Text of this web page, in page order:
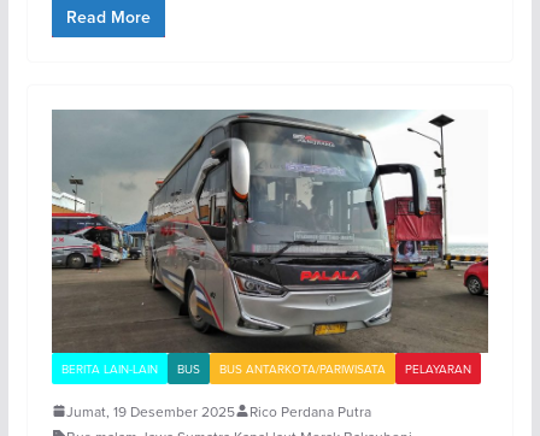
Read More
BERITA LAIN-LAIN BUS BUS ANTARKOTA/PARIWISATA PELAYARAN
Jumat, 19 Desember 2025
Rico Perdana Putra